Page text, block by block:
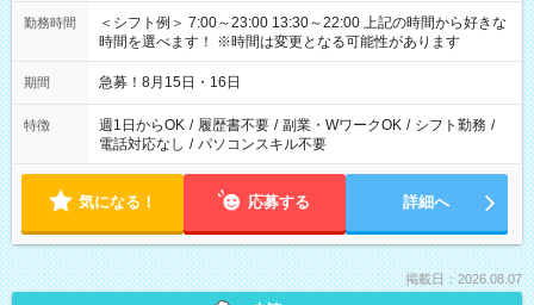
勤務時間
＜シフト例＞ 7:00～23:00 13:30～22:00 上記の時間から好きな
時間を選べます！ ※時間は変更となる可能性があります
期間 急募！8月15日・16日
特徴 週1日からOK / 履歴書不要 / 副業・WワークOK / シフト勤務 /
電話対応なし / パソコンスキル不要
気になる！ 応募する 詳細へ
掲載日：2026.08.07